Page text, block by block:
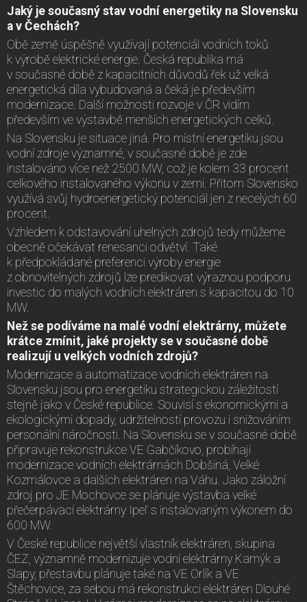
Jaký je současný stav vodní energetiky na Slovensku
a v Čechách?
Obě země úspěšně využívají potenciál vodních toků
k výrobě elektrické energie. Česká republika má
v současné době z kapacitních důvodů řek už velká
energetická díla vybudovaná a čeká je především
modernizace. Další možnosti rozvoje v ČR vidím
především ve výstavbě menších energetických celků.
Na Slovensku je situace jiná. Pro místní energetiku jsou
vodní zdroje významné, v současné době je zde
instalováno více než 2500 MW, což je kolem 33 procent
celkového instalovaného výkonu v zemi. Přitom Slovensko
využívá svůj hydroenergetický potenciál jen z necelých 60
procent.
Vzhledem k odstavování uhelných zdrojů tedy můžeme
obecně očekávat renesanci odvětví. Také
k předpokládané preferenci výroby energie
z obnovitelných zdrojů lze predikovat výraznou podporu
investic do malých vodních elektráren s kapacitou do 10
MW.
Než se podíváme na malé vodní elektrárny, můžete
krátce zmínit, jaké projekty se v současné době
realizují u velkých vodních zdrojů?
Modernizace a automatizace vodních elektráren na
Slovensku jsou pro energetiku strategickou záležitostí
stejně jako v České republice. Souvisí s ekonomickými a
ekologickými dopady, udržitelností provozu i snižováním
personální náročnosti. Na Slovensku se v současné době
připravuje rekonstrukce VE Gabčíkovo, probíhají
modernizace vodních elektrárnách Dobšiná, Velké
Kozmálovce a dalších elektráren na Váhu. Jako záložní
zdroj pro JE Mochovce se plánuje výstavba velké
přečerpávací elektrárny Ipeľ s instalovaným výkonem do
600 MW.
V České republice největší vlastník elektráren, skupina
ČEZ, významně modernizuje vodní elektrárny Kamýk a
Slapy, přestavbu plánuje také na VE Orlík a VE
Štěchovice, za sebou má rekonstrukci elektráren Dlouhé